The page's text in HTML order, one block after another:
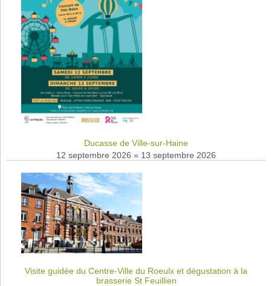
Ducasse de Ville-sur-Haine
12 septembre 2026 » 13 septembre 2026
Visite guidée du Centre-Ville du Roeulx et dégustation à la
brasserie St Feuillien